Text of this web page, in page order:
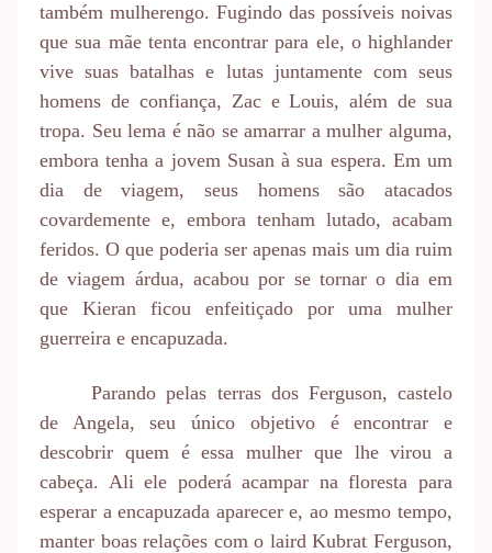
também mulherengo. Fugindo das possíveis noivas
que sua mãe tenta encontrar para ele, o highlander
vive suas batalhas e lutas juntamente com seus
homens de confiança, Zac e Louis, além de sua
tropa. Seu lema é não se amarrar a mulher alguma,
embora tenha a jovem Susan à sua espera. Em um
dia de viagem, seus homens são atacados
covardemente e, embora tenham lutado, acabam
feridos. O que poderia ser apenas mais um dia ruim
de viagem árdua, acabou por se tornar o dia em
que Kieran ficou enfeitiçado por uma mulher
guerreira e encapuzada.
Parando pelas terras dos Ferguson, castelo
de Angela, seu único objetivo é encontrar e
descobrir quem é essa mulher que lhe virou a
cabeça. Ali ele poderá acampar na floresta para
esperar a encapuzada aparecer e, ao mesmo tempo,
manter boas relações com o laird Kubrat Ferguson,